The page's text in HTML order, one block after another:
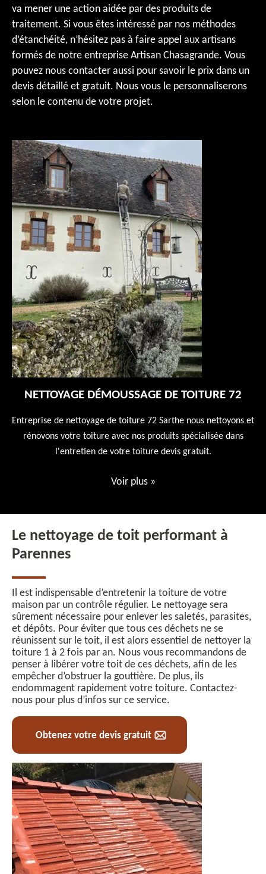
va mener une action aidée par des produits de
traitement. Si vous êtes intéressé par nos méthodes
d’étanchéité, n’hésitez pas à faire appel aux artisans
formés de notre entreprise Artisan Chasagrande. Vous
pouvez nous contacter aussi pour savoir le prix dans un
devis détaillé et gratuit. Nous vous le personnaliserons
selon le contenu de votre projet.
NETTOYAGE DÉMOUSSAGE DE TOITURE 72
Entreprise de nettoyage de toiture 72 Sarthe nous nettoyons et
rénovons votre toiture avec nos produits spécialisée dans
l'entretien de votre toiture devis gratuit.
Voir plus »
Le nettoyage de toit performant à
Parennes
Il est indispensable d’entretenir la toiture de votre
maison par un contrôle régulier. Le nettoyage sera
sûrement nécessaire pour enlever les saletés, parasites,
et dépôts. Pour éviter que tous ces déchets ne se
réunissent sur le toit, il est alors essentiel de nettoyer la
toiture 1 à 2 fois par an. Nous vous recommandons de
penser à libérer votre toit de ces déchets, afin de les
empêcher d’obstruer la gouttière. De plus, ils
endommagent rapidement votre toiture. Contactez-
nous pour plus d’infos sur ce service.
Obtenez votre devis gratuit